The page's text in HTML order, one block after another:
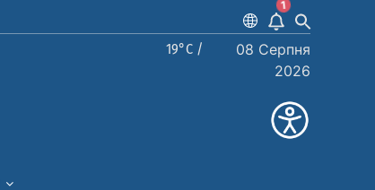
1
19°C /
08 Серпня
2026